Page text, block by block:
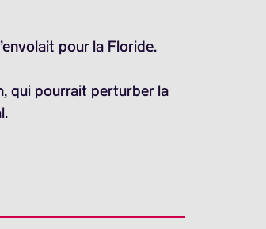
pour la Floride.
qui pourrait perturber la